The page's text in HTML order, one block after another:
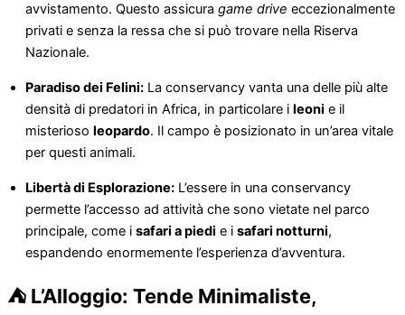
avvistamento. Questo assicura game drive eccezionalmente
privati e senza la ressa che si può trovare nella Riserva
Nazionale.
Paradiso dei Felini: La conservancy vanta una delle più alte
densità di predatori in Africa, in particolare i leoni e il
misterioso leopardo. Il campo è posizionato in un’area vitale
per questi animali.
Libertà di Esplorazione: L’essere in una conservancy
permette l’accesso ad attività che sono vietate nel parco
principale, come i safari a piedi e i safari notturni,
espandendo enormemente l’esperienza d’avventura.
⛺ L’Alloggio: Tende Minimaliste,